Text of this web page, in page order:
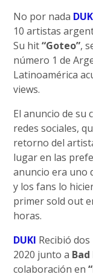
No por nada
10 artistas
Su hit“Goteo”,
número 1 de
Latinoamérica
views.
El anuncio de su
redes sociales,
retorno del
lugar en las
anuncio era uno
y los fans lo
primer sold out
horas.
DUKI Recibió
2020 junto a
colaboración en